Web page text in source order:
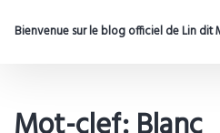
Bienvenue sur le blog officiel de Lin dit